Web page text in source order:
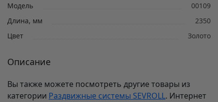
Модель
00109
Длина, мм
2350
Цвет
Золото
Описание
Вы также можете посмотреть другие товары из
категории Раздвижные системы SEVROLL. Интернет